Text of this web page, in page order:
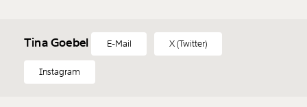
Tina Goebel E-Mail X (Twitter)
Instagram